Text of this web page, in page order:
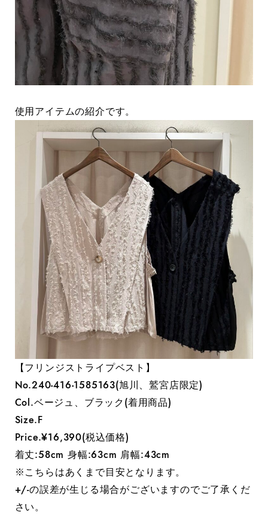
使用アイテムの紹介です。
【フリンジストライプベスト】
No.240-416-1585163(旭川、鷲宮店限定)
Col.ベージュ、ブラック(着用商品)
Size.F
Price.¥16,390(税込価格)
着丈:58cm 身幅:63cm 肩幅:43cm
※こちらはあくまで目安となります。
+/-の誤差が生じる場合がございますのでご了承くだ
さい。